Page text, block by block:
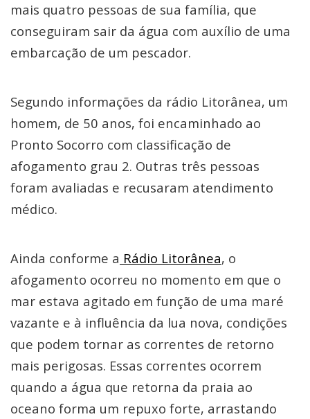
mais quatro pessoas de sua família, que
conseguiram sair da água com auxílio de uma
embarcação de um pescador.
Segundo informações da rádio Litorânea, um
homem, de 50 anos, foi encaminhado ao
Pronto Socorro com classificação de
afogamento grau 2. Outras três pessoas
foram avaliadas e recusaram atendimento
médico.
Ainda conforme a Rádio Litorânea, o
afogamento ocorreu no momento em que o
mar estava agitado em função de uma maré
vazante e à influência da lua nova, condições
que podem tornar as correntes de retorno
mais perigosas. Essas correntes ocorrem
quando a água que retorna da praia ao
oceano forma um repuxo forte, arrastando